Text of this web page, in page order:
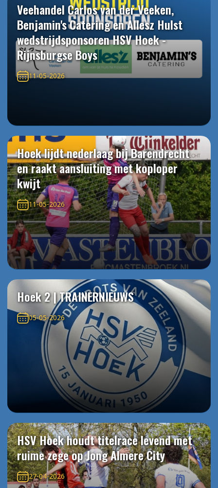
Veehandel Carlos van der Veeken,
Benjamin's Catering en Allesz Hulst
wedstrijdsponsoren HSV Hoek -
Rijnsburgse Boys
11-05-2026
Hoek lijdt nederlaag bij Barendrecht
en raakt aansluiting met koploper
kwijt
11-05-2026
Hoek 2 | TRAINERNIEUWS
05-05-2026
HSV Hoek houdt titelrace levend met
ruime zege op Jong Almere City
27-04-2026